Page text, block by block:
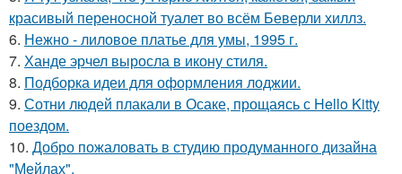
красивый переносной туалет во всём Беверли хиллз.
6. Нежно - лиловое платье для умы, 1995 г.
7. Ханде эрчел выросла в икону стиля.
8. Подборка идеи для оформления лоджии.
9. Сотни людей плакали в Осаке, прощаясь с Hello Kitty
поездом.
10. Добро пожаловать в студию продуманного дизайна
"Мейлах".